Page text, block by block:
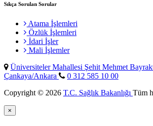
Sıkça Sorulan Sorular
Atama İşlemleri
Özlük İşlemleri
İdari İşler
Mali İşlemler
Üniversiteler Mahallesi Şehit Mehmet
Çankaya/Ankara
0 312 585 10 00
Copyright © 2026 T.C. Sağlık Bakanlığı Tüm
×